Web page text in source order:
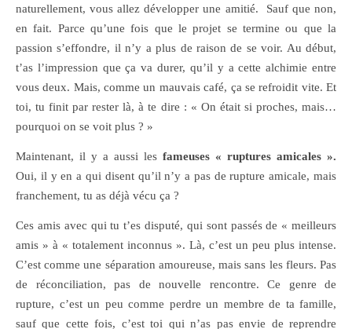
naturellement, vous allez développer une amitié. Sauf que non,
en fait. Parce qu’une fois que le projet se termine ou que la
passion s’effondre, il n’y a plus de raison de se voir. Au début,
t’as l’impression que ça va durer, qu’il y a cette alchimie entre
vous deux. Mais, comme un mauvais café, ça se refroidit vite. Et
toi, tu finit par rester là, à te dire : « On était si proches, mais…
pourquoi on se voit plus ? »
Maintenant, il y a aussi les fameuses « ruptures amicales ».
Oui, il y en a qui disent qu’il n’y a pas de rupture amicale, mais
franchement, tu as déjà vécu ça ?
Ces amis avec qui tu t’es disputé, qui sont passés de « meilleurs
amis » à « totalement inconnus ». Là, c’est un peu plus intense.
C’est comme une séparation amoureuse, mais sans les fleurs. Pas
de réconciliation, pas de nouvelle rencontre. Ce genre de
rupture, c’est un peu comme perdre un membre de ta famille,
sauf que cette fois, c’est toi qui n’as pas envie de reprendre